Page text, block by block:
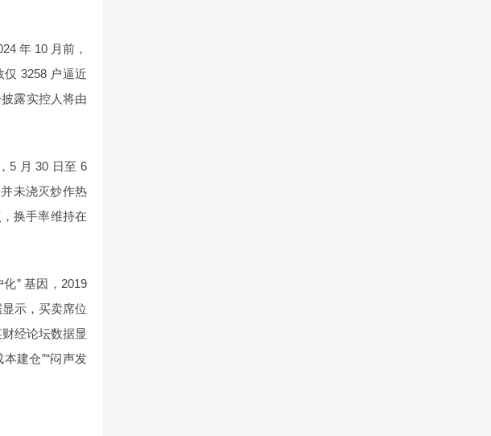
年 10 月前，
3258 户逼近
露实控人将由
5 月 30 日至 6
未浇灭炒作热
换手率维持在
” 基因，2019
示，买卖席位
经论坛数据显
建仓”“闷声发